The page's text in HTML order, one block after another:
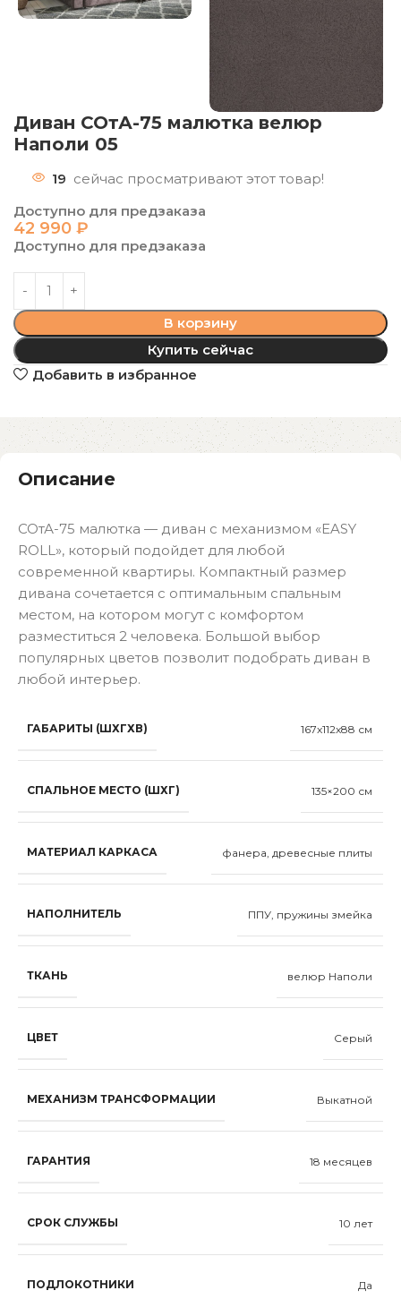
Диван СОтА-75 малютка велюр
Наполи 05
19 сейчас просматривают этот товар!
Доступно для предзаказа
42 990 ₽
Доступно для предзаказа
В корзину
Купить сейчас
Добавить в избранное
Описание
СОтА-75 малютка — диван с механизмом «EASY
ROLL», который подойдет для любой
современной квартиры. Компактный размер
дивана сочетается с оптимальным спальным
местом, на котором могут с комфортом
разместиться 2 человека. Большой выбор
популярных цветов позволит подобрать диван в
любой интерьер.
ГАБАРИТЫ (ШХГХВ) 167x112x88 см
СПАЛЬНОЕ МЕСТО (ШХГ) 135×200 см
МАТЕРИАЛ КАРКАСА фанера, древесные плиты
НАПОЛНИТЕЛЬ ППУ, пружины змейка
ТКАНЬ велюр Наполи
ЦВЕТ Серый
МЕХАНИЗМ ТРАНСФОРМАЦИИ Выкатной
ГАРАНТИЯ 18 месяцев
СРОК СЛУЖБЫ 10 лет
ПОДЛОКОТНИКИ Да